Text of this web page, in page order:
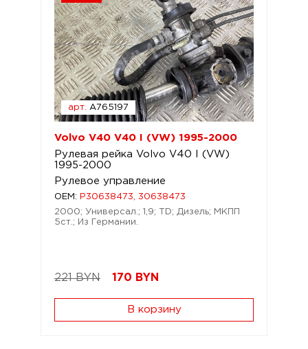
арт. A765197
Volvo V40 V40 I (VW) 1995-2000
Рулевая рейка Volvo V40 I (VW)
1995-2000
Рулевое управление
OEM:
P30638473, 30638473
2000; Универсал.; 1,9; TD; Дизель; МКПП
5ст.; Из Германии.
221 BYN 170 BYN
В корзину